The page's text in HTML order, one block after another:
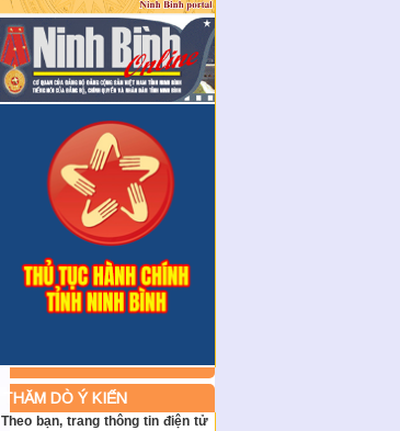
THĂM DÒ Ý KIẾN
Theo bạn, trang thông tin điện tử